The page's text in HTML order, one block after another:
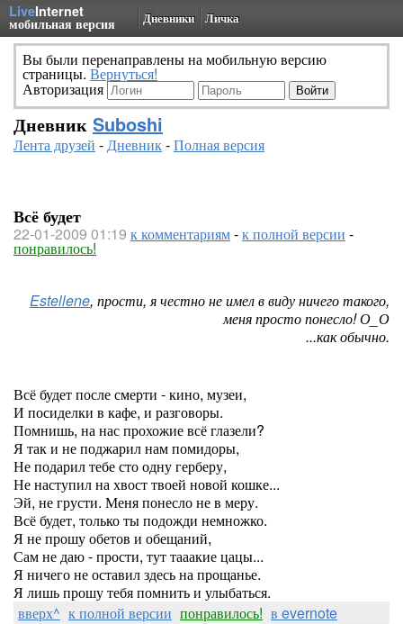
LiveInternet
мобильная версия Дневники Личка
Вы были перенаправлены на мобильную версию
страницы. Вернуться!
Авторизация
Дневник Suboshi
Лента друзей -Дневник-Полная версия
Всё будет
22-01-2009 01:19 к комментариям-к полной версии -
понравилось!
Estellene, прости, я честно не имел в виду ничего такого,
меня просто понесло! О_О
...как обычно.
Всё будет после смерти - кино, музеи,
И посиделки в кафе, и разговоры.
Помнишь, на нас прохожие всё глазели?
Я так и не поджарил нам помидоры,
Не подарил тебе сто одну герберу,
Не наступил на хвост твоей новой кошке...
Эй, не грусти. Меня понесло не в меру.
Всё будет, только ты подожди немножко.
Я не прошу обетов и обещаний,
Сам не даю - прости, тут тааакие цацы...
Я ничего не оставил здесь на прощанье.
Я лишь прошу тебя помнить и улыбаться.
вверх^ к полной версии понравилось! в evernote